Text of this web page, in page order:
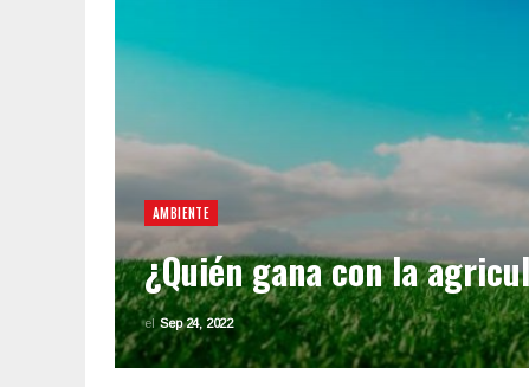
AMBIENTE
¿Quién gana con la
el Sep 24, 2022